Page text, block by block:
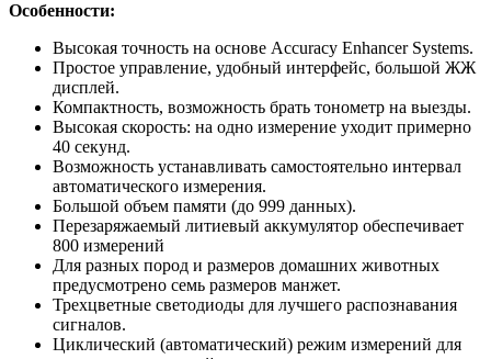
Особенности:
Высокая точность на основе Accuracy Enhancer Systems.
Простое управление, удобный интерфейс, большой ЖЖ
дисплей.
Компактность, возможность брать тонометр на выезды.
Высокая скорость: на одно измерение уходит примерно
40 секунд.
Возможность устанавливать самостоятельно интервал
автоматического измерения.
Большой объем памяти (до 999 данных).
Перезаряжаемый литиевый аккумулятор обеспечивает
800 измерений
Для разных пород и размеров домашних животных
предусмотрено семь размеров манжет.
Трехцветные светодиоды для лучшего распознавания
сигналов.
Циклический (автоматический) режим измерений для